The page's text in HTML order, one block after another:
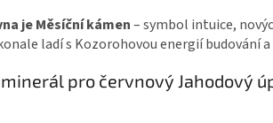
je Měsíční kámen– symbol intuice,
ladí s Kozorohovou energií budování
pro červnový Jahodový